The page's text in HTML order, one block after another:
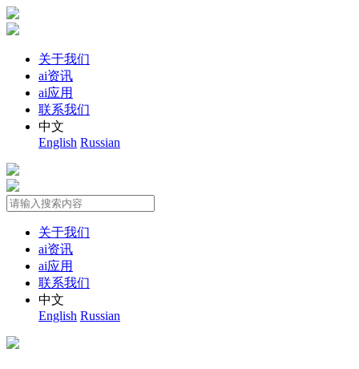
关于我们
ai资讯
ai应用
联系我们
中文
English Russian
关于我们
ai资讯
ai应用
联系我们
中文
English Russian